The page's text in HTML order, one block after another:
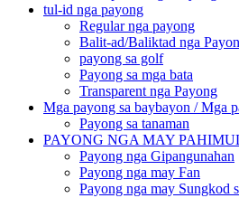
tul-id nga payong
Regular nga payong
Balit-ad/Baliktad nga
payong sa golf
Payong sa mga bata
Transparent nga Payong
Mga payong sa baybayon / Mga
Payong sa tanaman
PAYONG NGA MAY
Payong nga Gipangunahan
Payong nga may Fan
Payong nga may Sungkod